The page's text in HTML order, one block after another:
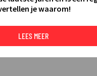
je waarom!
LEES MEER